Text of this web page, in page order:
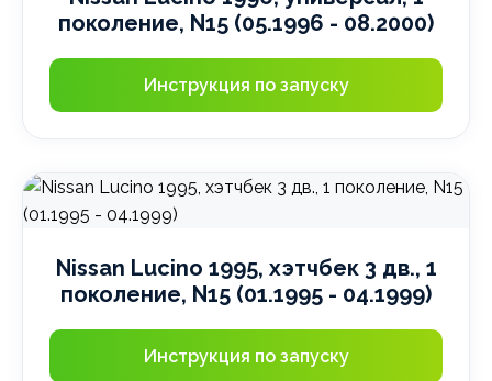
поколение, N15 (05.1996 - 08.2000)
Инструкция по запуску
Nissan Lucino 1995, хэтчбек 3 дв., 1
поколение, N15 (01.1995 - 04.1999)
Инструкция по запуску